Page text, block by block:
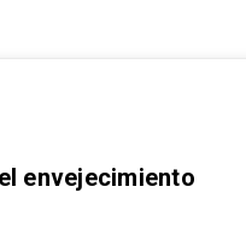
envejecimiento